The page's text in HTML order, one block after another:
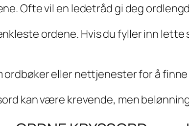
Ofte vil en ledetråd gi deg
ordene. Hvis du fyller inn lette
ordbøker eller nettjenester for å
kan være krevende, men